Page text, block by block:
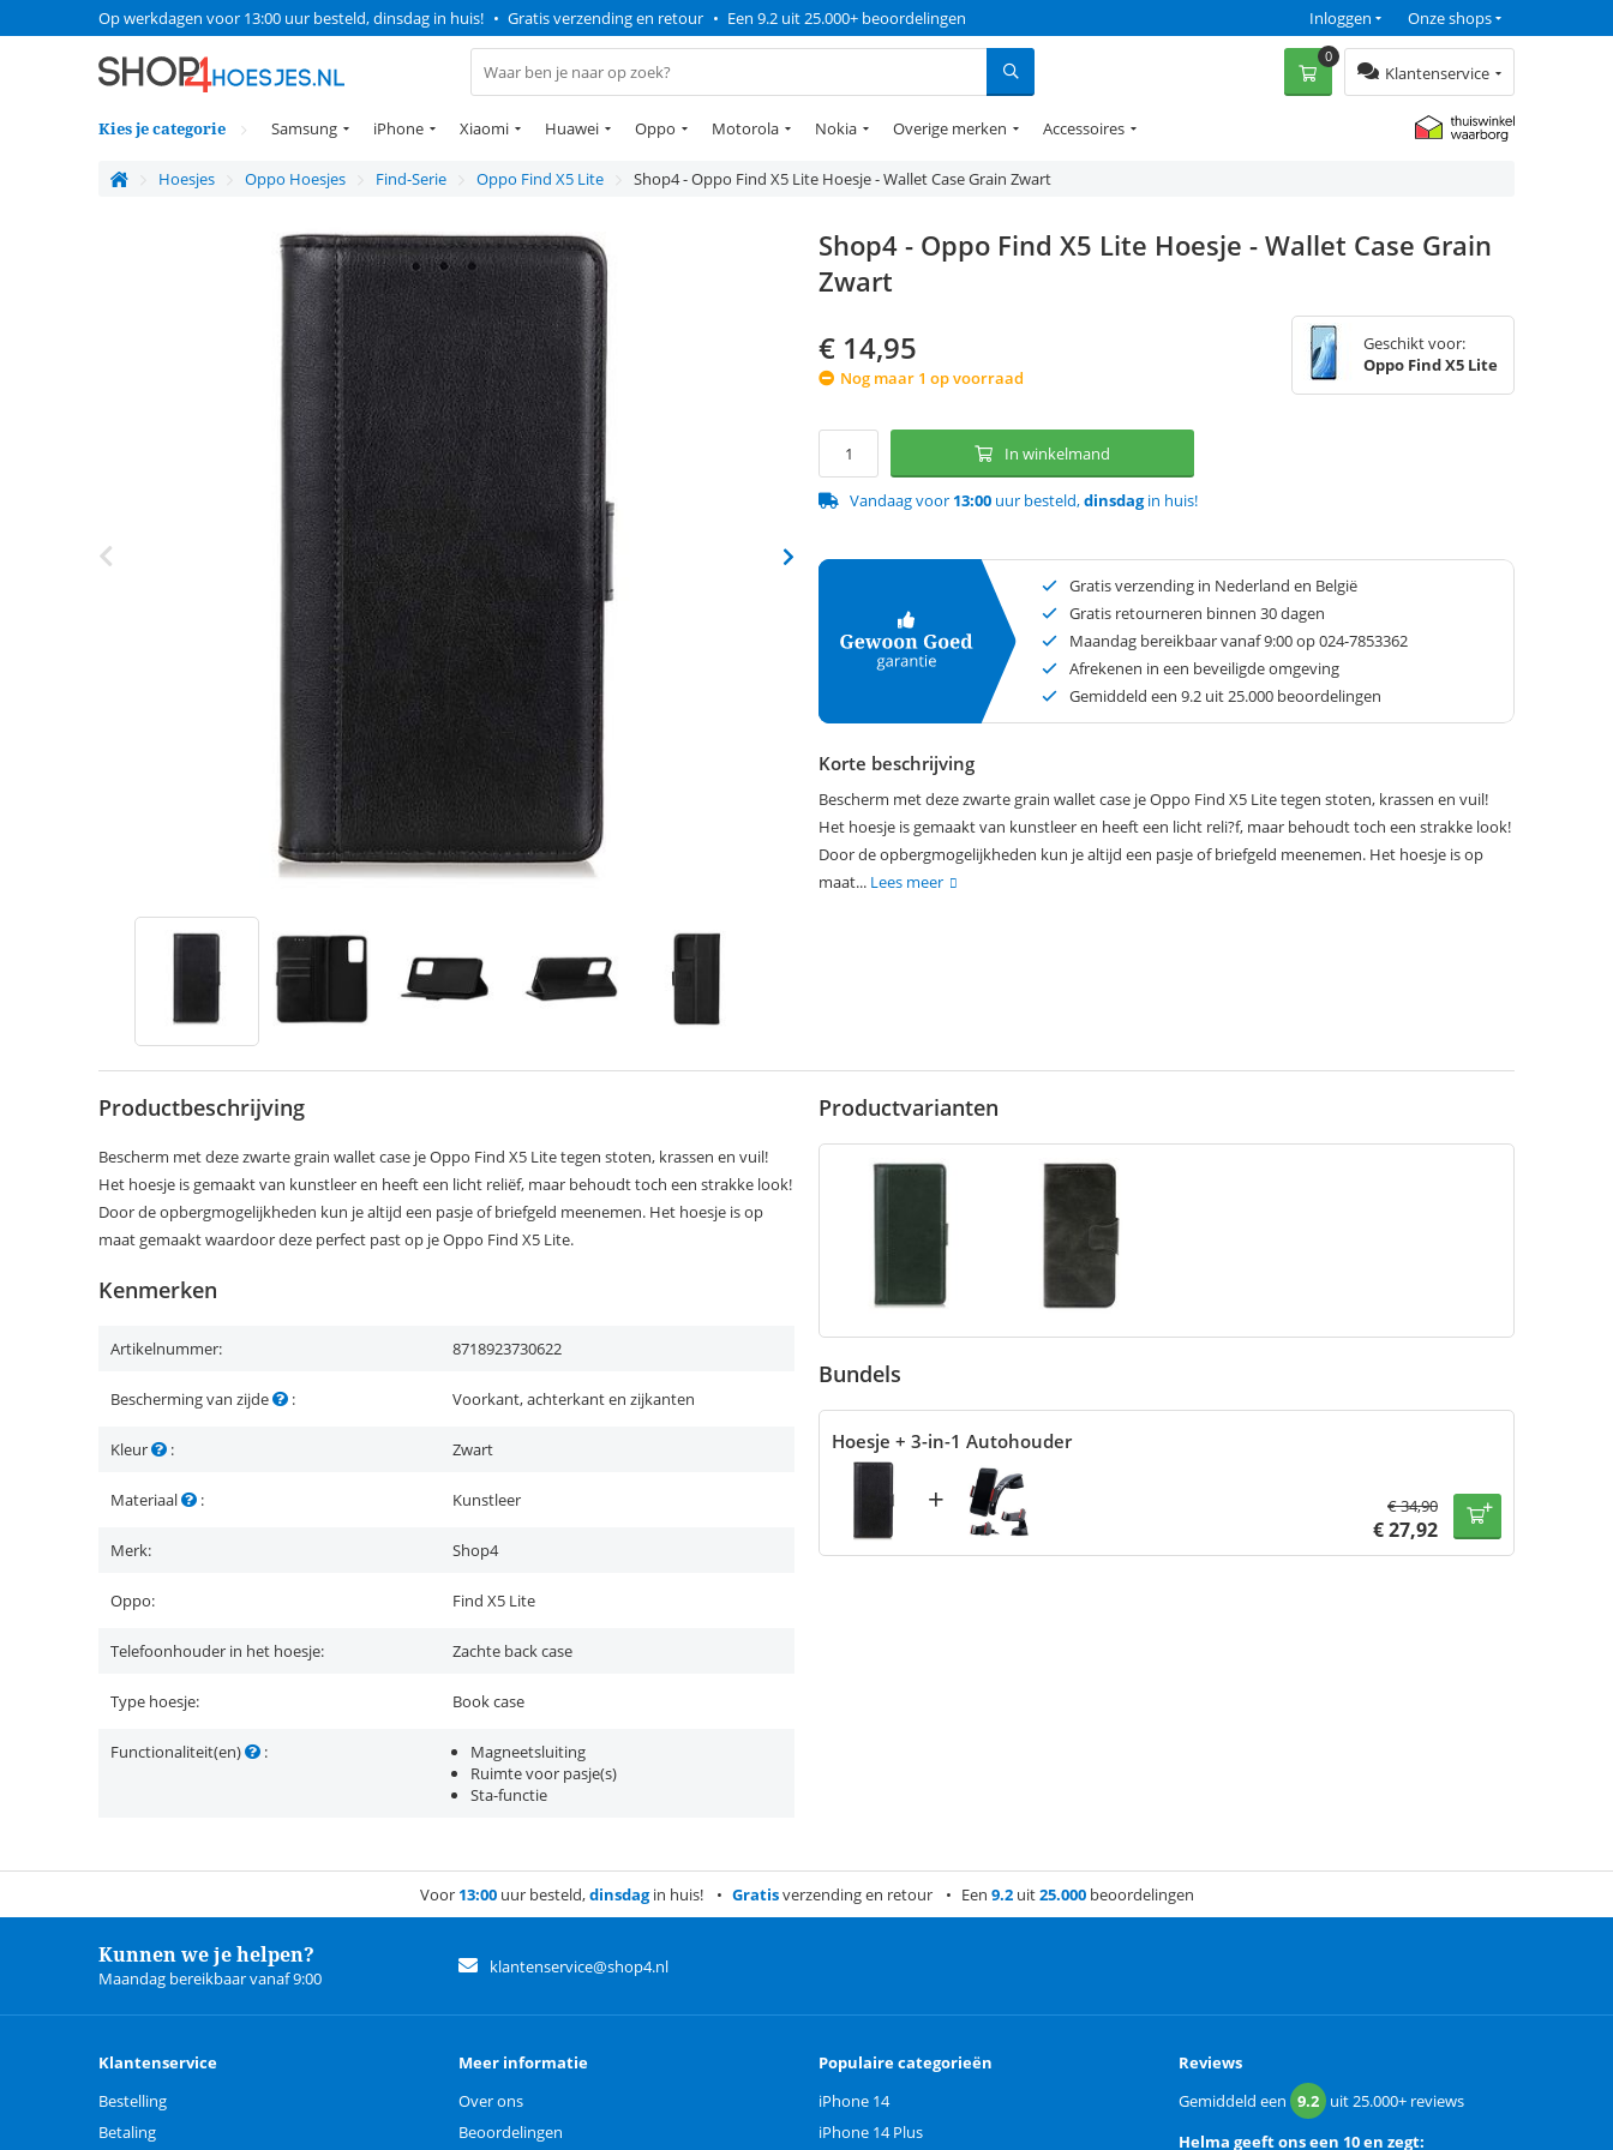
Op werkdagen voor 13:00 uur besteld, dinsdag in huis! • Gratis verzending en retour • Een 9.2 uit 25.000+ beoordelingen Onze shops
Inloggen
Klantenservice
0
Kies je categorie Samsung iPhone Xiaomi Huawei Oppo Motorola Nokia Overige merken Accessoires
Hoesjes Oppo Hoesjes Find-Serie Oppo Find X5 Lite Shop4 - Oppo Find X5 Lite Hoesje - Wallet Case Grain Zwart
Shop4 - Oppo Find X5 Lite Hoesje - Wallet Case Grain
Zwart
€ 14,95
Nog maar 1 op voorraad
Geschikt voor:
Oppo Find X5 Lite
In winkelmand
Vandaag voor 13:00 uur besteld,dinsdagin huis!
Gratis verzending in Nederland en België
Gratis retourneren binnen 30 dagen
Maandag bereikbaar vanaf 9:00 op 024-7853362
Afrekenen in een beveiligde omgeving
Gemiddeld een 9.2 uit 25.000 beoordelingen
Korte beschrijving
Bescherm met deze zwarte grain wallet case je Oppo Find X5 Lite tegen stoten, krassen en vuil!
Het hoesje is gemaakt van kunstleer en heeft een licht reli?f, maar behoudt toch een strakke look!
Door de opbergmogelijkheden kun je altijd een pasje of briefgeld meenemen. Het hoesje is op
maat... Lees meer
Productbeschrijving
Bescherm met deze zwarte grain wallet case je Oppo Find X5 Lite tegen stoten, krassen en vuil!
Het hoesje is gemaakt van kunstleer en heeft een licht reliëf, maar behoudt toch een strakke look!
Door de opbergmogelijkheden kun je altijd een pasje of briefgeld meenemen. Het hoesje is op
maat gemaakt waardoor deze perfect past op je Oppo Find X5 Lite.
Kenmerken
Artikelnummer: 8718923730622
Bescherming van zijde : Voorkant, achterkant en zijkanten
Kleur : Zwart
Materiaal : Kunstleer
Merk: Shop4
Oppo: Find X5 Lite
Telefoonhouder in het hoesje: Zachte back case
Type hoesje: Book case
Functionaliteit(en) :
Magneetsluiting
Ruimte voor pasje(s)
Sta-functie
Productvarianten
Bundels
Hoesje + 3-in-1 Autohouder
+ €34,90
€27,92
Voor 13:00uur besteld,dinsdagin huis! Gratisverzending en retour Een 9.2uit25.000beoordelingen
Kunnen we je helpen?
Maandag bereikbaar vanaf 9:00
klantenservice@shop4.nl
Klantenservice
Bestelling
Betaling
Meer informatie
Over ons
Beoordelingen
Populaire categorieën
iPhone 14
iPhone 14 Plus
Reviews
Gemiddeld een 9.2 uit25.000+ reviews
Helma geeft ons een 10 en zegt: